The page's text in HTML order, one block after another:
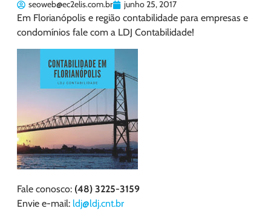
seoweb@ec2elis.com.br junho 25, 2017
Em Florianópolis e região contabilidade para empresas e
condomínios fale com a LDJ Contabilidade!
Fale conosco: (48) 3225-3159
Envie e-mail: ldj@ldj.cnt.br